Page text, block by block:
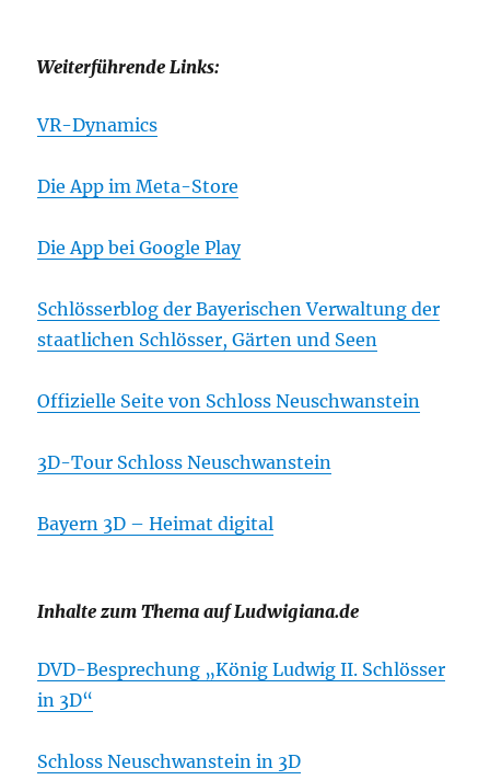
Weiterführende Links:
VR-Dynamics
Die App im Meta-Store
Die App bei Google Play
Schlösserblog der Bayerischen Verwaltung der
staatlichen Schlösser, Gärten und Seen
Offizielle Seite von Schloss Neuschwanstein
3D-Tour Schloss Neuschwanstein
Bayern 3D – Heimat digital
Inhalte zum Thema auf Ludwigiana.de
DVD-Besprechung „König Ludwig II. Schlösser
in 3D“
Schloss Neuschwanstein in 3D